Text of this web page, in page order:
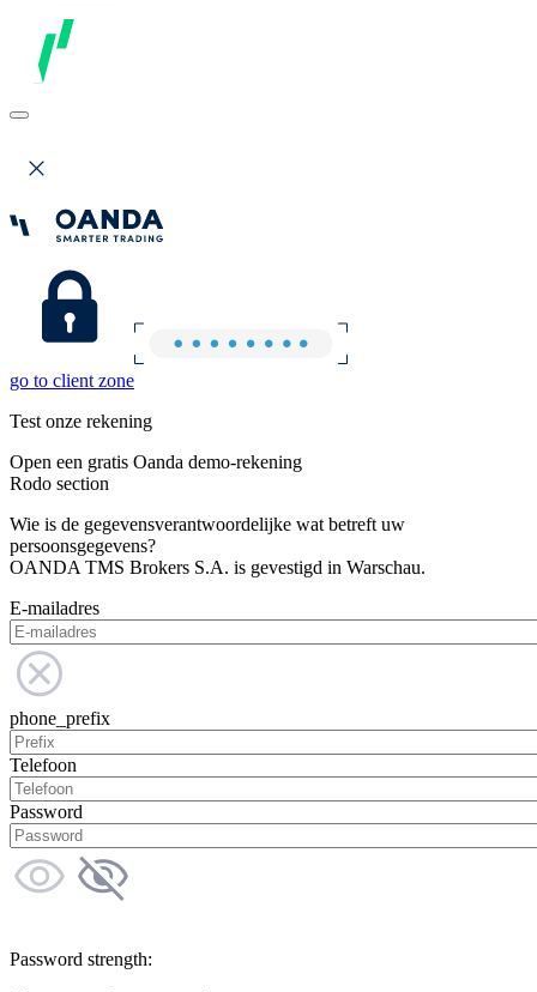
go to client zone
Test onze rekening
Open een gratis Oanda demo-rekening
Rodo section
Wie is de gegevensverantwoordelijke wat betreft uw
persoonsgegevens?
OANDA TMS Brokers S.A. is gevestigd in Warschau.
E-mailadres
phone_prefix
Telefoon
Password
Password strength: